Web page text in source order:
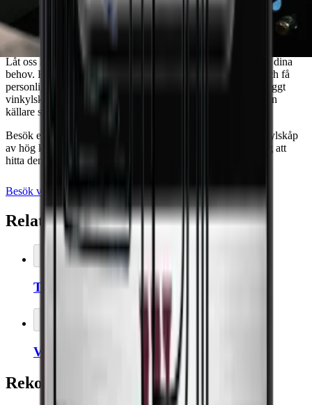
Behöver du vägledning för att hitta det
vinkylskåp som matchar dina behov?
Låt oss hjälpa dig att hitta den perfekta lösningen som passar dina
behov. Boka ett möte med en av våra erfarna säljkonsulter och få
personlig rådgivning. Oavsett om du behöver ett diskret inbyggt
vinkylskåp till ditt nyrenoverade kök eller ett fristående till din
källare så står vi redo att hjälpa dig att välja rätt vinkylskåp.
Besök ett av våra showrooms och upplev vårt utbud av vinkylskåp
av hög kvalitet, eller boka ett möte idag och låt oss hjälpa dig att
hitta den perfekta förvaringslösningen för ditt vin.
Besök våra showrooms
Relaterade tillbehör
Lägg i korg
Thermopro Termometer/Hygrometer
Vänsterhängd dörr på vinkylskåp.
Rekommenderade kategorier